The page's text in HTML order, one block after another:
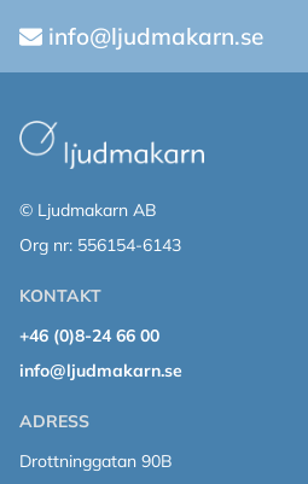
info@ljudmakarn.se
© Ljudmakarn AB
Org nr: 556154-6143
KONTAKT
+46 (0)8-24 66 00
info@ljudmakarn.se
ADRESS
Drottninggatan 90B